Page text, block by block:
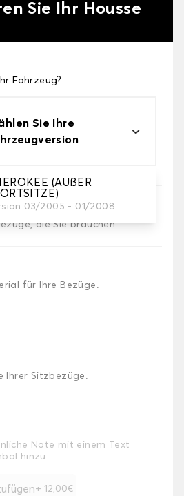
Sie Ihr Housse
Fahrzeug?
Sie Ihre
(AUßER
03/2005 - 01/2008
die Sie brauchen
für Ihre Bezüge.
Ihrer Sitzbezüge.
Note mit einem Text
hinzu
+ 12,00€